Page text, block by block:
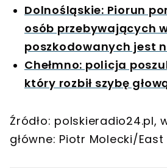
Dolnośląskie: Piorun
osób przebywających
poszkodowanych jest
Chełmno: policja
który rozbił szybę
Źródło: polskieradio24.pl,
główne: Piotr Molecki/East